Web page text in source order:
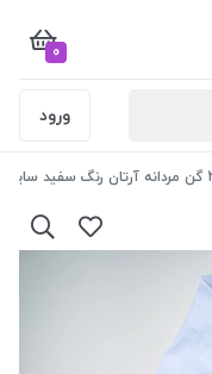
0
ورود